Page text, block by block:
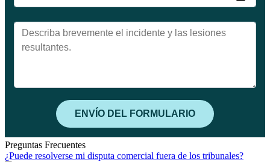
Preguntas Frecuentes
¿Puede resolverse mi disputa comercial fuera de los tribunales?